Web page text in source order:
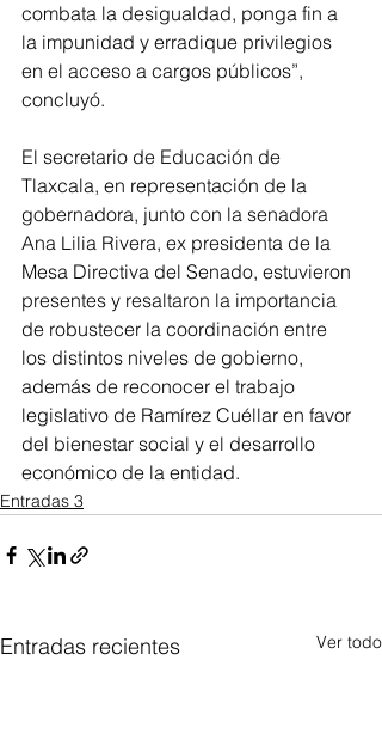
combata la desigualdad, ponga fin a
la impunidad y erradique privilegios
en el acceso a cargos públicos”,
concluyó.
El secretario de Educación de
Tlaxcala, en representación de la
gobernadora, junto con la senadora
Ana Lilia Rivera, ex presidenta de la
Mesa Directiva del Senado, estuvieron
presentes y resaltaron la importancia
de robustecer la coordinación entre
los distintos niveles de gobierno,
además de reconocer el trabajo
legislativo de Ramírez Cuéllar en favor
del bienestar social y el desarrollo
económico de la entidad.
Entradas 3
Entradas recientes Ver todo